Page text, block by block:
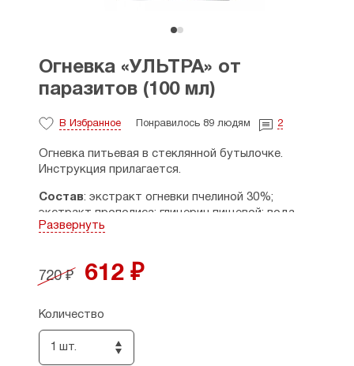
Огневка «УЛЬТРА» от
паразитов (100 мл)
В Избранное Понравилось 89 людям 2
Огневка питьевая в стеклянной бутылочке.
Инструкция прилагается.
Состав: экстракт огневки пчелиной 30%;
экстракт прополиса; глицерин пищевой; вода
питьевая очищенная; дигидрокверцетин
ореха, стевии, пижмы, шалфея лекарственного,
зверобоя, тысячелистника, коры дуба, имбиря,
(корень), чаги, эхинацеи, гвоздики, аира
Свойства
: биологически активные вещества
Развернуть
720 ₽ 612 ₽
Количество
1 шт.